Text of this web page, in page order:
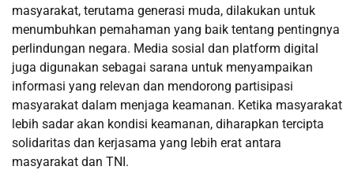
masyarakat, terutama generasi muda, dilakukan untuk
menumbuhkan pemahaman yang baik tentang pentingnya
perlindungan negara. Media sosial dan platform digital
juga digunakan sebagai sarana untuk menyampaikan
informasi yang relevan dan mendorong partisipasi
masyarakat dalam menjaga keamanan. Ketika masyarakat
lebih sadar akan kondisi keamanan, diharapkan tercipta
solidaritas dan kerjasama yang lebih erat antara
masyarakat dan TNI.